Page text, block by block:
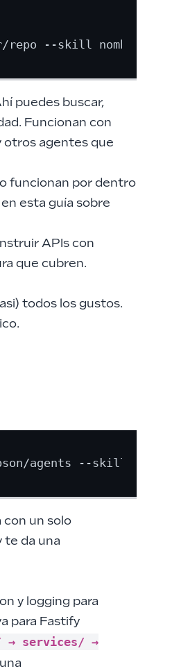
puedes buscar,
Funcionan con
otros agentes que
funcionan por dentro
en estaguía sobre
APIs con
que cubren.
todos los gustos.
con un solo
te da una
y logging para
para Fastify
→ services/ →